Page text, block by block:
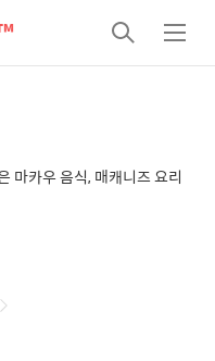
검
색
메
뉴
마카우 음식, 매캐니즈 요리